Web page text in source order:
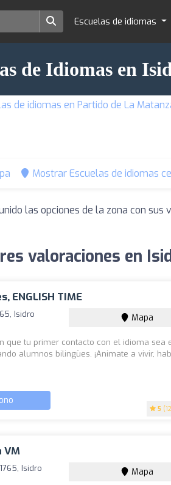
Escuelas de idiomas
de Idiomas en
de idiomas en Partido de La
Mostrar Escuelas de idiomas
las opciones de la zona con
valoraciones en
ENGLISH TIME
5
Isidro
Mapa
que tu primer contacto con el idioma sea
alumnos bilingües. ¡Animate a vivir,
VM
Isidro
Mapa